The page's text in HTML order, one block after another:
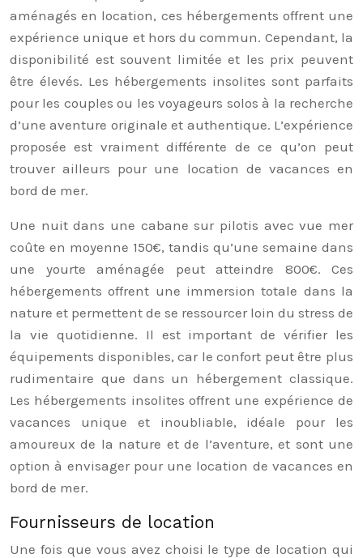
aménagés en location, ces hébergements offrent une
expérience unique et hors du commun. Cependant, la
disponibilité est souvent limitée et les prix peuvent
être élevés. Les hébergements insolites sont parfaits
pour les couples ou les voyageurs solos à la recherche
d’une aventure originale et authentique. L’expérience
proposée est vraiment différente de ce qu’on peut
trouver ailleurs pour une location de vacances en
bord de mer.
Une nuit dans une cabane sur pilotis avec vue mer
coûte en moyenne 150€, tandis qu’une semaine dans
une yourte aménagée peut atteindre 800€. Ces
hébergements offrent une immersion totale dans la
nature et permettent de se ressourcer loin du stress de
la vie quotidienne. Il est important de vérifier les
équipements disponibles, car le confort peut être plus
rudimentaire que dans un hébergement classique.
Les hébergements insolites offrent une expérience de
vacances unique et inoubliable, idéale pour les
amoureux de la nature et de l’aventure, et sont une
option à envisager pour une location de vacances en
bord de mer.
Fournisseurs de location
Une fois que vous avez choisi le type de location qui